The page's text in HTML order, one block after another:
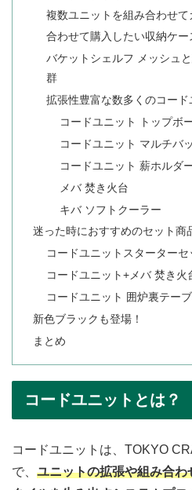
複数ユニットを組み合わせ
合わせて購入したい収納ケー
バケットシェルフ メッシュ
群
拡張性豊富な数多くのコー
コードユニット トップボ
コードユニット マルチバ
コードユニット 薪ホルダ
メバ 焚き火台
キバ ソフトクーラー
迷った時におすすめのセット商
コードユニットスターターセ
コードユニット+メバ 焚き火
コードユニット 囲炉裏テー
新色ブラックも登場！
まとめ
コードユニットとは？
コードユニットは、TOKYO
で、 ユニットの拡張や組み合